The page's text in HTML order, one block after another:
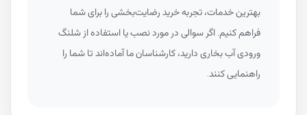
بهترین خدمات، تجربه خرید رضایت‌بخشی را برای شما
فراهم کنیم. اگر سوالی در مورد نصب یا استفاده از شلنگ
ورودی آب بخاری دارید، کارشناسان ما آماده‌اند تا شما را
راهنمایی کنند.